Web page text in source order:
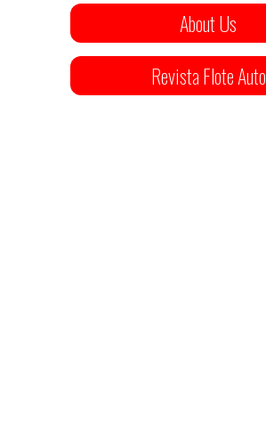
About Us
Revista Flote Auto